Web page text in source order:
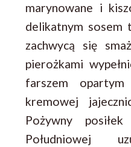
marynowane i
delikatnym sosem
zachwycą się
pierożkami
farszem
kremowej
Pożywny
Południowej